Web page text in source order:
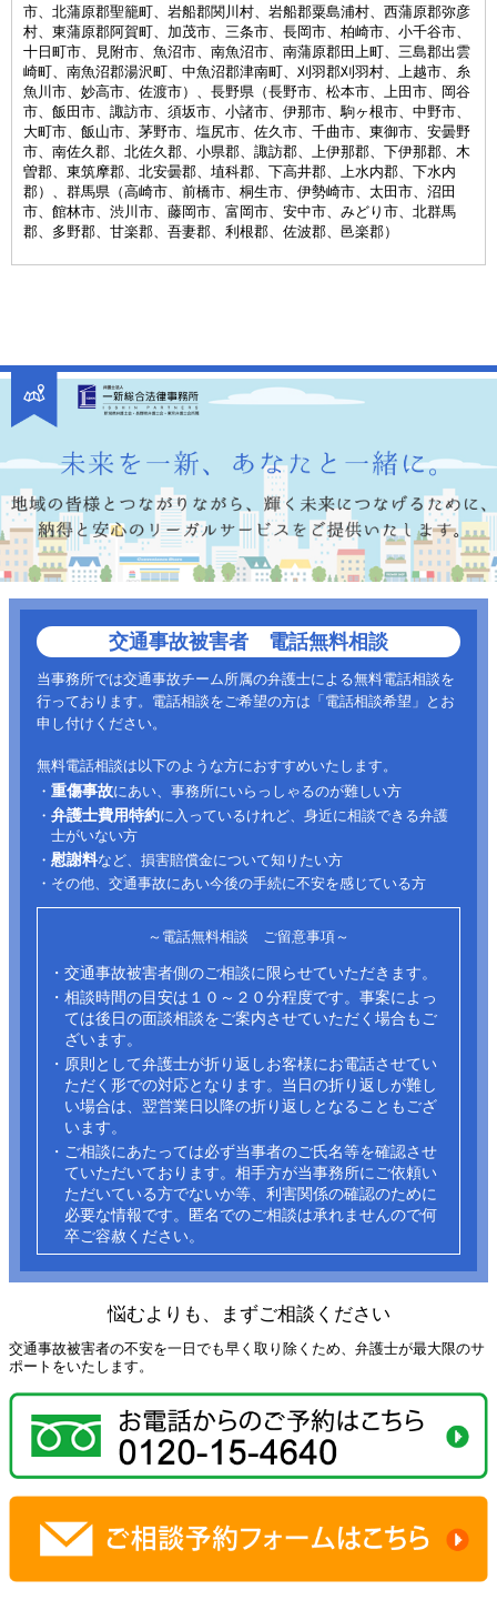
市、北蒲原郡聖籠町、岩船郡関川村、岩船郡粟島浦村、西蒲原郡弥彦
村、東蒲原郡阿賀町、加茂市、三条市、長岡市、柏崎市、小千谷市、
十日町市、見附市、魚沼市、南魚沼市、南蒲原郡田上町、三島郡出雲
崎町、南魚沼郡湯沢町、中魚沼郡津南町、刈羽郡刈羽村、上越市、糸
魚川市、妙高市、佐渡市）、長野県（長野市、松本市、上田市、岡谷
市、飯田市、諏訪市、須坂市、小諸市、伊那市、駒ヶ根市、中野市、
大町市、飯山市、茅野市、塩尻市、佐久市、千曲市、東御市、安曇野
市、南佐久郡、北佐久郡、小県郡、諏訪郡、上伊那郡、下伊那郡、木
曽郡、東筑摩郡、北安曇郡、埴科郡、下高井郡、上水内郡、下水内
郡）、群馬県（高崎市、前橋市、桐生市、伊勢崎市、太田市、沼田
市、館林市、渋川市、藤岡市、富岡市、安中市、みどり市、北群馬
郡、多野郡、甘楽郡、吾妻郡、利根郡、佐波郡、邑楽郡）
交通事故被害者 電話無料相談
当事務所では交通事故チーム所属の弁護士による無料電話相談を
行っております。電話相談をご希望の方は「電話相談希望」とお
申し付けください。
無料電話相談は以下のような方におすすめいたします。
・ 重傷事故にあい、事務所にいらっしゃるのが難しい方
・ 弁護士費用特約に入っているけれど、身近に相談できる弁護
士がいない方
・ 慰謝料など、損害賠償金について知りたい方
・その他、交通事故にあい今後の手続に不安を感じている方
～電話無料相談 ご留意事項～
・交通事故被害者側のご相談に限らせていただきます。
・相談時間の目安は１０～２０分程度です。事案によっ
ては後日の面談相談をご案内させていただく場合もご
ざいます。
・原則として弁護士が折り返しお客様にお電話させてい
ただく形での対応となります。当日の折り返しが難し
い場合は、翌営業日以降の折り返しとなることもござ
います。
・ご相談にあたっては必ず当事者のご氏名等を確認させ
ていただいております。相手方が当事務所にご依頼い
ただいている方でないか等、利害関係の確認のために
必要な情報です。匿名でのご相談は承れませんので何
卒ご容赦ください。​
悩むよりも、まずご相談ください
交通事故被害者の不安を一日でも早く取り除くため、弁護士が最大限のサ
ポートをいたします。